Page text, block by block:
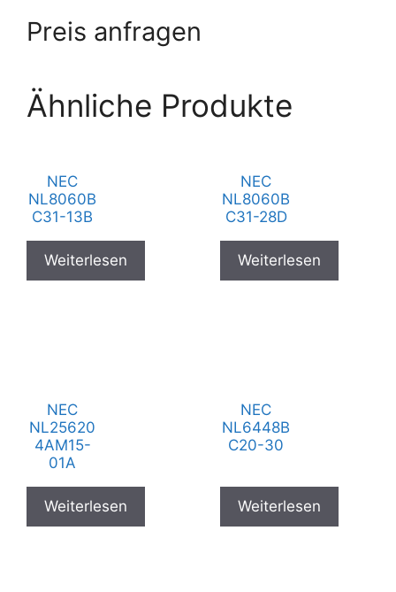
Preis anfragen
Ähnliche Produkte
NEC
NL8060B
C31-13B
Weiterlesen
NEC
NL8060B
C31-28D
Weiterlesen
NEC
NL25620
4AM15-
01A
Weiterlesen
NEC
NL6448B
C20-30
Weiterlesen